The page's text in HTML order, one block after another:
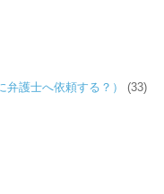
護士へ依頼する？） (33)